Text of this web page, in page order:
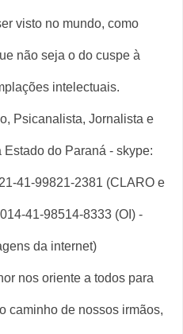
visto no mundo, como
não seja o do cuspe à
intelectuais.
Psicanalista, Jornalista e
do Paraná - skype:
41-99821-2381 (CLARO e
41-98514-8333 (OI) -
da internet)
nos oriente a todos para
caminho de nossos irmãos,